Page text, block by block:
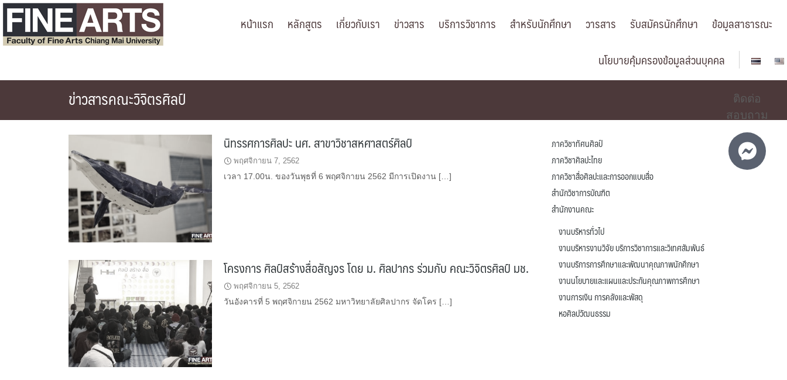
Skip
content
หน้าแรก หลักสูตร เกี่ยวกับเรา ข่าวสาร บริการวิชาการ สำหรับนักศึกษา วารสาร รับสมัครนักศึกษา
ข้อมูลสาธารณะ
นโยบายคุ้มครองข้อมูลส่วนบุคคล
ข่าวสารคณะวิจิตรศิลป์
นิทรรศการศิลปะ นศ. สาขาวิชาสหศาสตร์ศิลป์
พฤศจิกายน 7, 2562
เวลา 17.00น. ของวันพุธที่ 6 พฤศจิกายน 2562 มีการเปิดงาน […]
โครงการ ศิลป์สร้างสื่อสัญจร โดย ม. ศิลปากร ร่วมกับ คณะวิจิตรศิลป์ มช.
พฤศจิกายน 5, 2562
วันอังคารที่ 5 พฤศจิกายน 2562 มหาวิทยาลัยศิลปากร จัดโคร […]
ภาควิชาทัศนศิลป์
ภาควิชาศิลปะไทย
ภาควิชาสื่อศิลปะและการออกแบบสื่อ
สำนักวิชาการบัณฑิต
สำนักงานคณะ
งานบริหารทั่วไป
งานบริหารงานวิจัย บริการวิชาการและวิเทศสัมพันธ์
งานบริการการศึกษาและพัฒนาคุณภาพนักศึกษา
งานนโยบายและแผนและประกันคุณภาพการศึกษา
งานการเงิน การคลังและพัสดุ
หอศิลปวัฒนธรรม
ติดต่อ
สอบถาม